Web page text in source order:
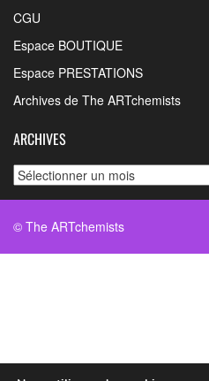
CGU
Espace BOUTIQUE
Espace PRESTATIONS
Archives de The ARTchemists
ARCHIVES
Archives
© The ARTchemists